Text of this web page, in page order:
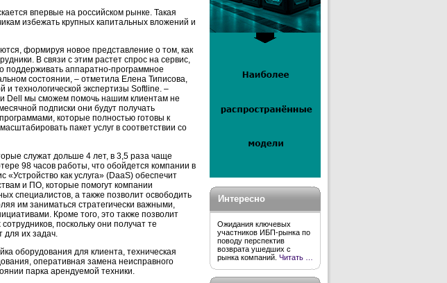
впервые на российском рынке. Такая
избежать крупных капитальных вложений и
формируя новое представление о том, как
В связи с этим растет спрос на сервис,
поддерживать аппаратно-программное
состоянии, – отметила Елена Типисова,
и технологической экспертизы Softline. –
Dell мы сможем помочь нашим клиентам не
подписки они будут получать
которые полностью готовы к
пакет услуг в соответствии со
служат дольше 4 лет, в 3,5 раза чаще
98 часов работы, что обойдется компании в
как услуга» (DaaS) обеспечит
и ПО, которые помогут компании
специалистов, а также позволит освободить
им заниматься стратегически важными,
Кроме того, это также позволит
поскольку они получат те
для их задач.
оборудования для клиента, техническая
оперативная замена неисправного
парка арендуемой техники.
Интересно
Ожидания ключевых
участников ИБП-рынка по
поводу перспектив
возврата ушедших с
рынка компаний. Читать …